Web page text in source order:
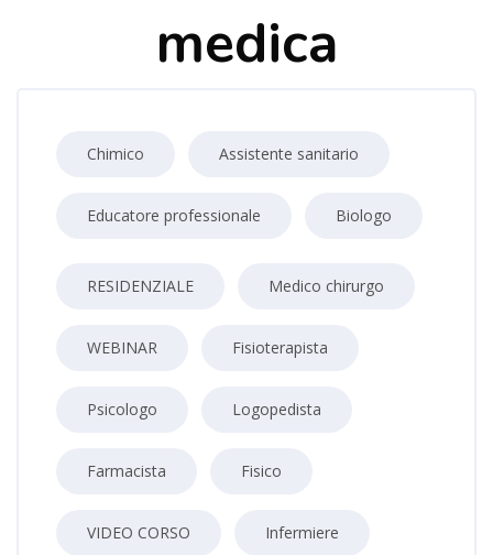
medica
Chimico Assistente sanitario
Educatore professionale Biologo
RESIDENZIALE Medico chirurgo
WEBINAR Fisioterapista
Psicologo Logopedista
Farmacista Fisico
VIDEO CORSO Infermiere